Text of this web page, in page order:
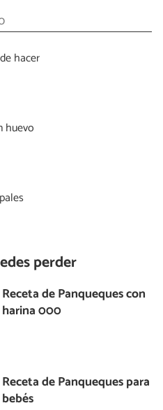
hacer
huevo
perder
Receta de Panqueques con
harina 000
Receta de Panqueques para
bebés